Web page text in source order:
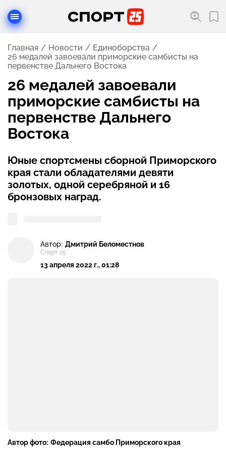
Главная Новости
Единоборства
26 медалей завоевали приморские самбисты на
первенстве Дальнего Востока
26 медалей завоевали
приморские самбисты на
первенстве Дальнего
Востока
Юные спортсмены сборной Приморского
края стали обладателями девяти
золотых, одной серебряной и 16
бронзовых наград.
Автор: Дмитрий Беломестнов
Спорт 25
13 апреля 2022 г., 01:28
Автор фото: Федерация самбо Приморского края